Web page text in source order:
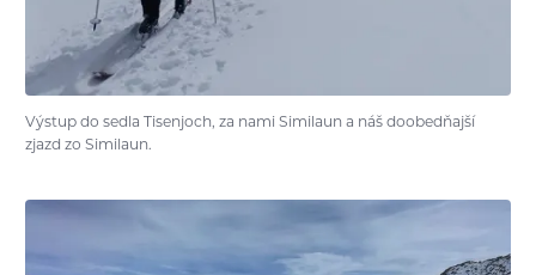
Výstup do sedla Tisenjoch, za nami Similaun a náš doobedňajší
zjazd zo Similaun.